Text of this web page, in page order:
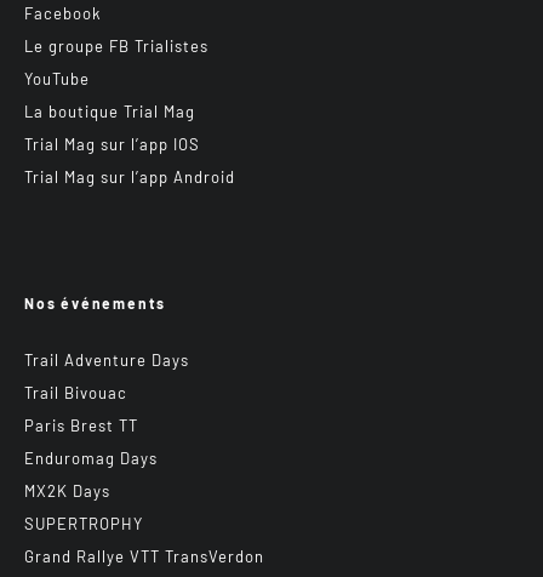
Facebook
Le groupe FB Trialistes
YouTube
La boutique Trial Mag
Trial Mag sur l’app IOS
Trial Mag sur l’app Android
Nos événements
Trail Adventure Days
Trail Bivouac
Paris Brest TT
Enduromag Days
MX2K Days
SUPERTROPHY
Grand Rallye VTT TransVerdon